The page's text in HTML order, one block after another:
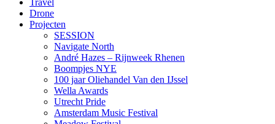
Travel
Drone
Projecten
SESSION
Navigate North
André Hazes – Rijnweek Rhenen
Boompjes NYE
100 jaar Oliehandel Van den IJssel
Wella Awards
Utrecht Pride
Amsterdam Music Festival